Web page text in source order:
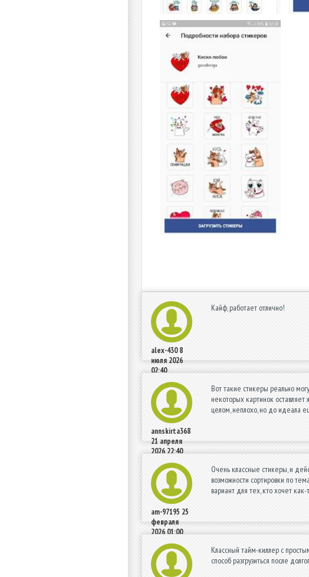
alex-430 8
июля 2026
02:40
Кайф, работает отлично!
annskirta368
21 апреля
2026 22:40
Вот такие стикеры реально
некоторых картинок оставляет
целом, неплохо, но до идеала
am-97195 25
февраля
2026 01:00
Очень классные стикеры, и
возможности сортировки по
вариант для тех, кто хочет
Классный тайм-киллер с
способ разгрузиться после